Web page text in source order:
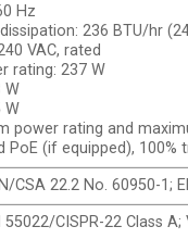
Hz
236 BTU/hr
VAC, rated
rating: 237 W
W
W
power rating and
PoE (if equipped), 100%
CSA 22.2 No. 60950-1;
55022/CISPR-22 Class A;